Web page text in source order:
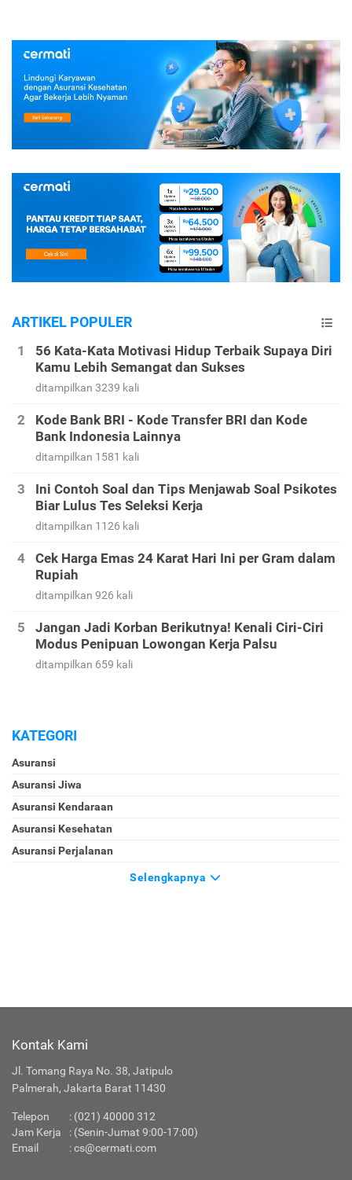
ARTIKEL POPULER
56 Kata-Kata Motivasi Hidup Terbaik Supaya Diri
Kamu Lebih Semangat dan Sukses
ditampilkan 3239 kali
Kode Bank BRI - Kode Transfer BRI dan Kode
Bank Indonesia Lainnya
ditampilkan 1581 kali
Ini Contoh Soal dan Tips Menjawab Soal Psikotes
Biar Lulus Tes Seleksi Kerja
ditampilkan 1126 kali
Cek Harga Emas 24 Karat Hari Ini per Gram dalam
Rupiah
ditampilkan 926 kali
Jangan Jadi Korban Berikutnya! Kenali Ciri-Ciri
Modus Penipuan Lowongan Kerja Palsu
ditampilkan 659 kali
KATEGORI
Asuransi
Asuransi Jiwa
Asuransi Kendaraan
Asuransi Kesehatan
Asuransi Perjalanan
Selengkapnya
Kontak Kami
Jl. Tomang Raya No. 38, Jatipulo
Palmerah, Jakarta Barat 11430
Telepon : (021) 40000 312
Jam Kerja
: (Senin-Jumat 9:00-17:00)
Email
:cs@cermati.com